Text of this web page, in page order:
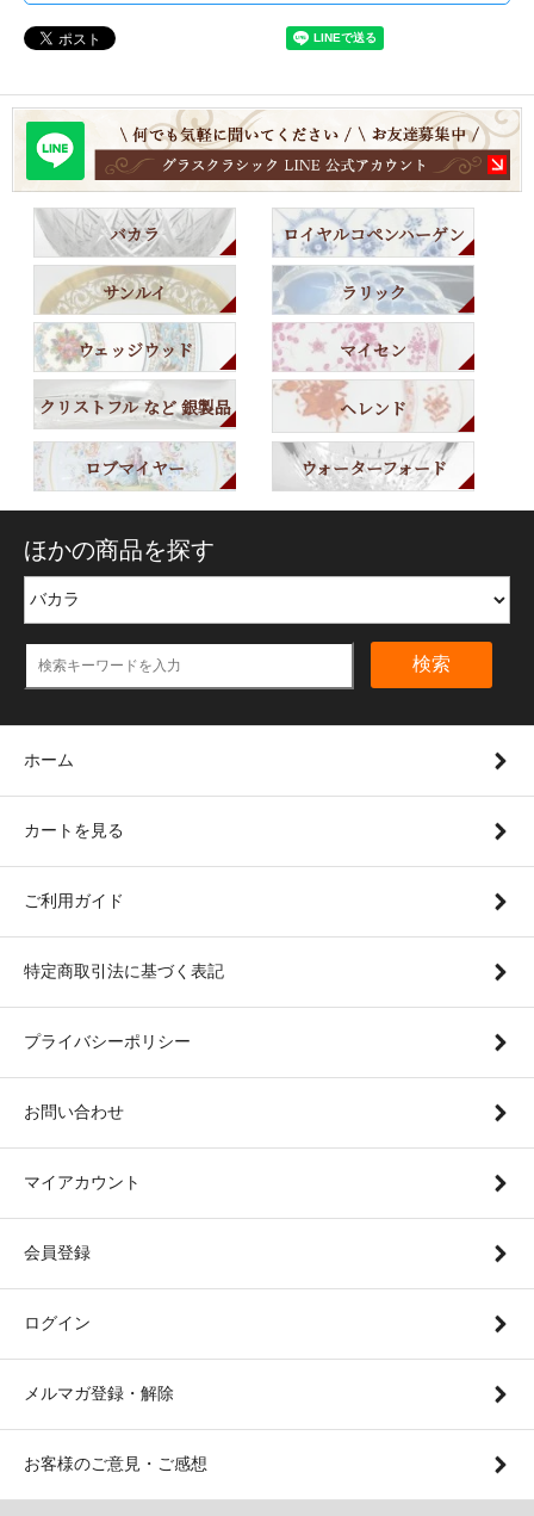
バカラ ロイヤルコペンハーゲン
サンルイ ラリック
ウェッジウッド マイセン
クリストフル など 銀製品 ヘレンド
ロブマイヤー ウォーターフォード
ほかの商品を探す
検索
ホーム
カートを見る
ご利用ガイド
特定商取引法に基づく表記
プライバシーポリシー
お問い合わせ
マイアカウント
会員登録
ログイン
メルマガ登録・解除
お客様のご意見・ご感想